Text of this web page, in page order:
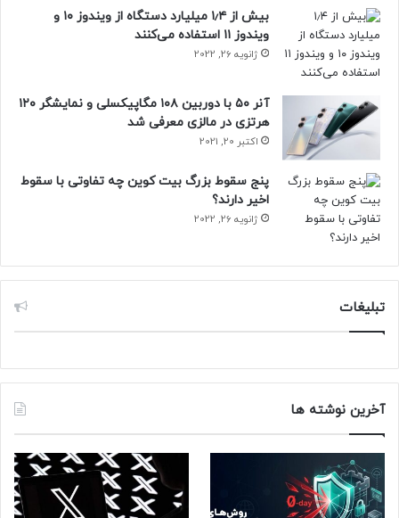
حتما بخوانید :
اپراتورهای خصوصی پست به شرط ارائه
خدمات باکیفیت حمایت می‌شوند
OpenAI
بیش از ۱٫۴ میلیارد دستگاه از ویندوز ۱۰ و
ویندوز ۱۱ استفاده می‌کنند
ژانویه 26, 2022
آنر ۵۰ با دوربین ۱۰۸ مگاپیکسلی و نمایشگر ۱۲۰
هرتزی در مالزی معرفی شد
اکتبر 20, 2021
پنج سقوط بزرگ بیت کوین چه تفاوتی با سقوط
اخیر دارند؟
ژانویه 26, 2022
تبلیغات
آخرین نوشته ها